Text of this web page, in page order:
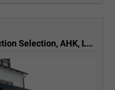
1.5 TSI 110 kW Selection Selection, AHK, LED, Side, ACC, Kamera, Winter, 17-Zoll